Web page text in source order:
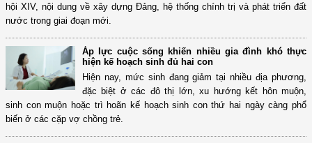
hội XIV, nội dung về xây dựng Đảng, hệ thống chính trị và phát triển đất
nước trong giai đoạn mới.
Áp lực cuộc sống khiến nhiều gia đình khó thực
hiện kế hoạch sinh đủ hai con
Hiện nay, mức sinh đang giảm tại nhiều địa phương,
đặc biệt ở các đô thị lớn, xu hướng kết hôn muộn,
sinh con muộn hoặc trì hoãn kế hoạch sinh con thứ hai ngày càng phổ
biến ở các cặp vợ chồng trẻ.